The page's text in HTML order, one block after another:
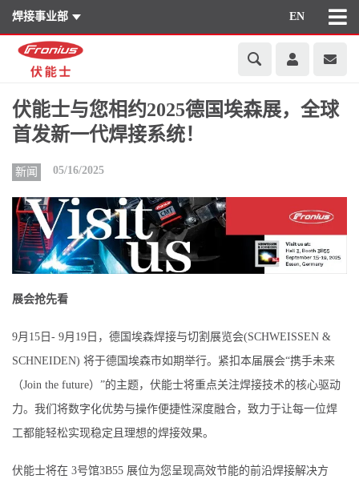
焊接事业部 EN
伏能士与您相约2025德国埃森展，全球
首发新一代焊接系统！
新闻 05/16/2025
展会抢先看
9月15日- 9月19日，德国埃森焊接与切割展览会(SCHWEISSEN &
SCHNEIDEN) 将于德国埃森市如期举行。紧扣本届展会“携手未来
（Join the future）”的主题，伏能士将重点关注焊接技术的核心驱动
力。我们将数字化优势与操作便捷性深度融合，致力于让每一位焊
工都能轻松实现稳定且理想的焊接效果。
伏能士将在 3号馆3B55 展位为您呈现高效节能的前沿焊接解决方